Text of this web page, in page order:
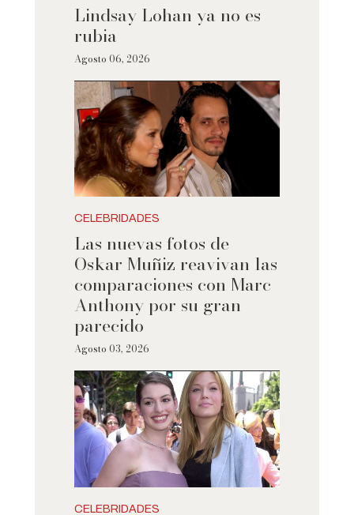
Lindsay Lohan ya no es
rubia
Agosto 06, 2026
CELEBRIDADES
Las nuevas fotos de
Oskar Muñiz reavivan las
comparaciones con Marc
Anthony por su gran
parecido
Agosto 03, 2026
CELEBRIDADES